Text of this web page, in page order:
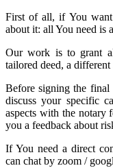
First of all, if You
about it: all You need is
Our work is to grant
tailored deed, a
Before signing the final
discuss your specific
aspects with the notary
you a feedback about
If You need a direct
can chat by zoom /